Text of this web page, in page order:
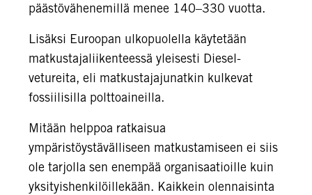
päästövähenemillä menee 140–330 vuotta.
Lisäksi Euroopan ulkopuolella käytetään
matkustajaliikenteessä yleisesti Diesel-
vetureita, eli matkustajajunatkin kulkevat
fossiilisilla polttoaineilla.
Mitään helppoa ratkaisua
ympäristöystävälliseen matkustamiseen ei siis
ole tarjolla sen enempää organisaatioille kuin
yksityishenkilöillekään. Kaikkein olennaisinta